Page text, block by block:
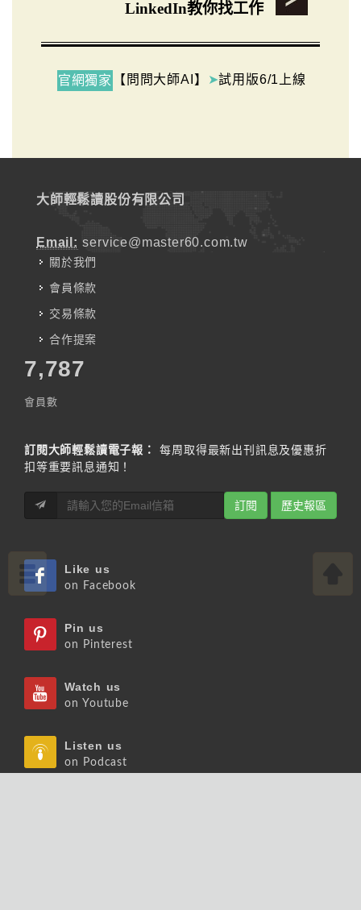
LinkedIn教你找工作
官網獨家 【問問大師AI】 ➤試用版6/1上線
大師輕鬆讀股份有限公司
Email: service@master60.com.tw
關於我們
會員條款
交易條款
合作提案
7,787
會員數
訂閱大師輕鬆讀電子報：
每周取得最新出刊訊息及優惠折
扣等重要訊息通知！
訂閱 歷史報區
Like us
on Facebook
Pin us
on Pinterest
Watch us
on Youtube
Listen us
on Podcast